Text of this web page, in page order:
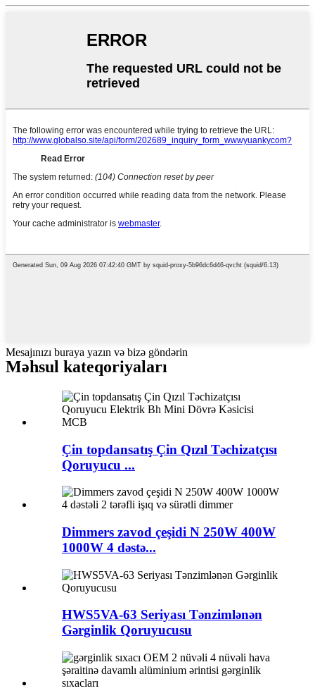
Mesajınızı buraya yazın və bizə göndərin
Məhsul kateqoriyaları
Çin topdansatış Çin Qızıl Təchizatçısı
Qoruyucu ...
Dimmers zavod çeşidi N 250W 400W
1000W 4 dəstə...
HWS5VA-63 Seriyası Tənzimlənən
Gərginlik Qoruyucusu